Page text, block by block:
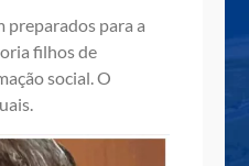
preparados para a
filhos de
social. O